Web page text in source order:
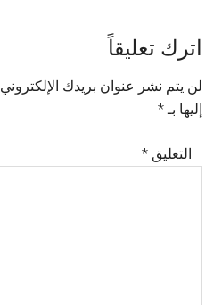
Reader
Interactions
اترك تعليقاً
لن يتم نشر عنوان بريدك الإلكتروني.
إليها بـ*
التعليق*